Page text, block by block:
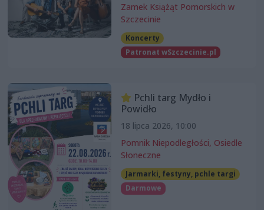
Zamek Książąt Pomorskich w
Szczecinie
Koncerty
Patronat wSzczecinie.pl
Pchli targ Mydło i
Powidło
18 lipca 2026, 10:00
Pomnik Niepodległości, Osiedle
Słoneczne
Jarmarki, festyny, pchle targi
Darmowe